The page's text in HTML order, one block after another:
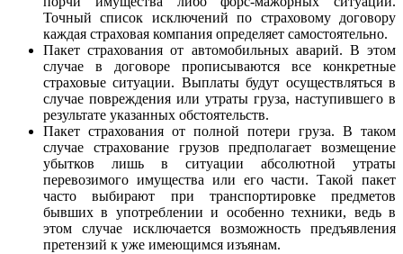
Точный список исключений по страховому договору
каждая страховая компания определяет самостоятельно.
Пакет страхования от автомобильных аварий. В этом
случае в договоре прописываются все конкретные
страховые ситуации. Выплаты будут осуществляться в
случае повреждения или утраты груза, наступившего в
результате указанных обстоятельств.
Пакет страхования от полной потери груза. В таком
случае страхование грузов предполагает возмещение
убытков лишь в ситуации абсолютной утраты
перевозимого имущества или его части. Такой пакет
часто выбирают при транспортировке предметов
бывших в употреблении и особенно техники, ведь в
этом случае исключается возможность предъявления
претензий к уже имеющимся изъянам.